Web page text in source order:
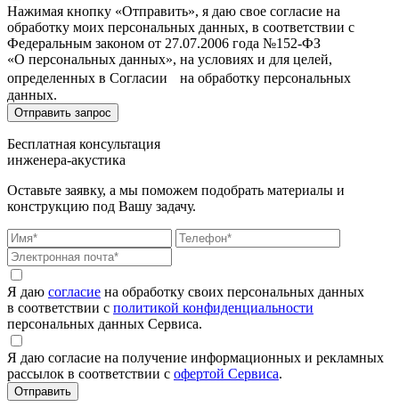
Нажимая кнопку «Отправить», я даю свое согласие на
обработку моих персональных данных, в соответствии с
Федеральным законом от 27.07.2006 года №152-ФЗ
«О персональных данных», на условиях и для целей,
определенных в Согласии на обработку персональных
данных.
Бесплатная консультация
инженера-акустика
Оставьте заявку, а мы поможем подобрать материалы и
конструкцию под Вашу задачу.
Я даю согласие на обработку своих персональных данных
в соответствии с политикой конфиденциальности
персональных данных Сервиса.
Я даю согласие на получение информационных и рекламных
рассылок в соответствии с офертой Сервиса.